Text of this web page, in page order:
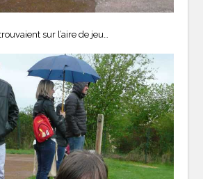
sur l’aire de jeu…